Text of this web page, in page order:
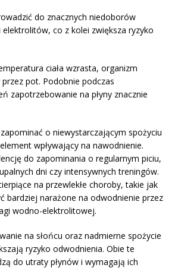
do znacznych niedoborów
co z kolei zwiększa ryzyko
ciała wzrasta, organizm
pot. Podobnie podczas
zapotrzebowanie na płyny znacznie
o niewystarczającym spożyciu
wpływający na nawodnienie.
do zapominania o regularnym piciu,
dni czy intensywnych treningów.
na przewlekłe choroby, takie jak
bardziej narażone na odwodnienie przez
wodno-elektrolitowej.
na słońcu oraz nadmierne spożycie
ryzyko odwodnienia. Obie te
do utraty płynów i wymagają ich